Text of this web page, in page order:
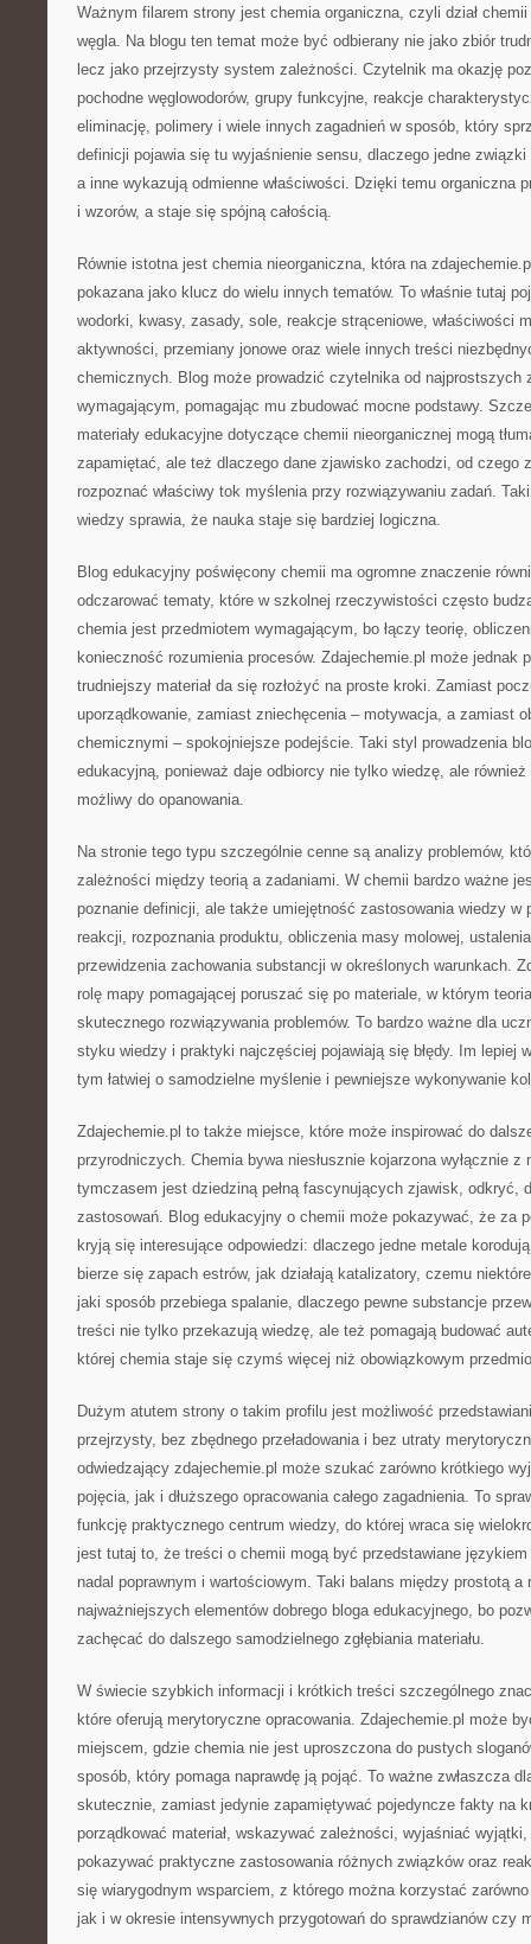
Ważnym filarem strony jest chemia organiczna, czyli dział
węgla. Na blogu ten temat może być odbierany nie jako zbiór
lecz jako przejrzysty system zależności. Czytelnik ma okazję
pochodne węglowodorów, grupy funkcyjne, reakcje
eliminację, polimery i wiele innych zagadnień w sposób, który
definicji pojawia się tu wyjaśnienie sensu, dlaczego jedne
a inne wykazują odmienne właściwości. Dzięki temu organiczna
i wzorów, a staje się spójną całością.
Równie istotna jest chemia nieorganiczna, która na
pokazana jako klucz do wielu innych tematów. To właśnie tutaj
wodorki, kwasy, zasady, sole, reakcje strąceniowe, właściwości
aktywności, przemiany jonowe oraz wiele innych treści
chemicznych. Blog może prowadzić czytelnika od najprostszych
wymagającym, pomagając mu zbudować mocne podstawy.
materiały edukacyjne dotyczące chemii nieorganicznej mogą
zapamiętać, ale też dlaczego dane zjawisko zachodzi, od czego
rozpoznać właściwy tok myślenia przy rozwiązywaniu zadań.
wiedzy sprawia, że nauka staje się bardziej logiczna.
Blog edukacyjny poświęcony chemii ma ogromne znaczenie
odczarować tematy, które w szkolnej rzeczywistości często
chemia jest przedmiotem wymagającym, bo łączy teorię,
konieczność rozumienia procesów. Zdajechemie.pl może jednak
trudniejszy materiał da się rozłożyć na proste kroki. Zamiast
uporządkowanie, zamiast zniechęcenia – motywacja, a zamiast
chemicznymi – spokojniejsze podejście. Taki styl prowadzenia
edukacyjną, ponieważ daje odbiorcy nie tylko wiedzę, ale
możliwy do opanowania.
Na stronie tego typu szczególnie cenne są analizy problemów,
zależności między teorią a zadaniami. W chemii bardzo ważne
poznanie definicji, ale także umiejętność zastosowania wiedzy w
reakcji, rozpoznania produktu, obliczenia masy molowej,
przewidzenia zachowania substancji w określonych warunkach.
rolę mapy pomagającej poruszać się po materiale, w którym
skutecznego rozwiązywania problemów. To bardzo ważne dla
styku wiedzy i praktyki najczęściej pojawiają się błędy. Im lepiej
tym łatwiej o samodzielne myślenie i pewniejsze wykonywanie
Zdajechemie.pl to także miejsce, które może inspirować do
przyrodniczych. Chemia bywa niesłusznie kojarzona wyłącznie z
tymczasem jest dziedziną pełną fascynujących zjawisk, odkryć,
zastosowań. Blog edukacyjny o chemii może pokazywać, że za
kryją się interesujące odpowiedzi: dlaczego jedne metale
bierze się zapach estrów, jak działają katalizatory, czemu
jaki sposób przebiega spalanie, dlaczego pewne substancje
treści nie tylko przekazują wiedzę, ale też pomagają budować
której chemia staje się czymś więcej niż obowiązkowym
Dużym atutem strony o takim profilu jest możliwość
przejrzysty, bez zbędnego przeładowania i bez utraty
odwiedzający zdajechemie.pl może szukać zarówno krótkiego
pojęcia, jak i dłuższego opracowania całego zagadnienia. To
funkcję praktycznego centrum wiedzy, do której wraca się
jest tutaj to, że treści o chemii mogą być przedstawiane
nadal poprawnym i wartościowym. Taki balans między prostotą
najważniejszych elementów dobrego bloga edukacyjnego, bo
zachęcać do dalszego samodzielnego zgłębiania materiału.
W świecie szybkich informacji i krótkich treści szczególnego
które oferują merytoryczne opracowania. Zdajechemie.pl może
miejscem, gdzie chemia nie jest uproszczona do pustych
sposób, który pomaga naprawdę ją pojąć. To ważne zwłaszcza
skutecznie, zamiast jedynie zapamiętywać pojedyncze fakty na
porządkować materiał, wskazywać zależności, wyjaśniać
pokazywać praktyczne zastosowania różnych związków oraz
się wiarygodnym wsparciem, z którego można korzystać
jak i w okresie intensywnych przygotowań do sprawdzianów czy